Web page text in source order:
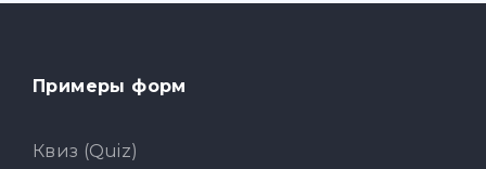
Примеры форм
Квиз (Quiz)